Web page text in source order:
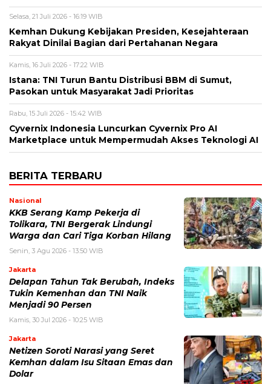
Selasa, 21 Juli 2026 - 16:19 WIB
Kemhan Dukung Kebijakan Presiden, Kesejahteraan
Rakyat Dinilai Bagian dari Pertahanan Negara
Kamis, 16 Juli 2026 - 17:22 WIB
Istana: TNI Turun Bantu Distribusi BBM di Sumut,
Pasokan untuk Masyarakat Jadi Prioritas
Rabu, 15 Juli 2026 - 15:42 WIB
Cyvernix Indonesia Luncurkan Cyvernix Pro AI
Marketplace untuk Mempermudah Akses Teknologi AI
BERITA TERBARU
Nasional
KKB Serang Kamp Pekerja di
Tolikara, TNI Bergerak Lindungi
Warga dan Cari Tiga Korban Hilang
Senin, 3 Agu 2026 - 13:50 WIB
Jakarta
Delapan Tahun Tak Berubah, Indeks
Tukin Kemenhan dan TNI Naik
Menjadi 90 Persen
Kamis, 30 Jul 2026 - 10:25 WIB
Jakarta
Netizen Soroti Narasi yang Seret
Kemhan dalam Isu Sitaan Emas dan
Dolar